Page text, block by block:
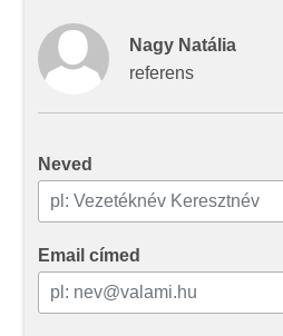
Ön által használt más
Nagy Natália
referens
Neved
Email címed